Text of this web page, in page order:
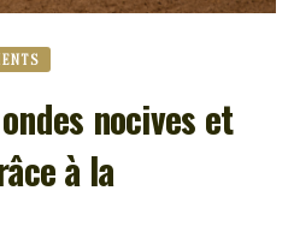
nocives et
à la